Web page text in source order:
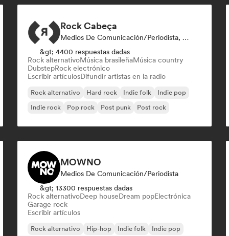
Rock Cabeça
Medios De Comunicación/Periodista, Emisoras De Radio
&gt; 4400 respuestas dadas
Rock alternativoMúsica brasileñaMúsica country
DubstepRock electrónico
Escribir artículosDifundir artistas en la radio
Rock alternativo Hard rock Indie folk
Indie pop
Indie rock
Pop rock Post punk Post rock
MOWNO
Medios De Comunicación/Periodista
&gt; 13300 respuestas dadas
Rock alternativoDeep houseDream popElectrónica
Garage rock
Escribir artículos
Rock alternativo Hip-hop Indie folk
Indie pop